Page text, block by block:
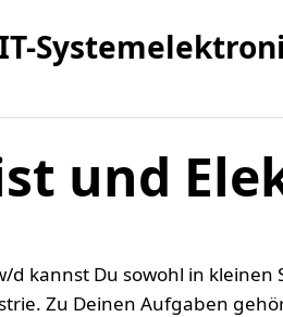
und
d kannst Du sowohl in
Zu Deinen Aufgaben